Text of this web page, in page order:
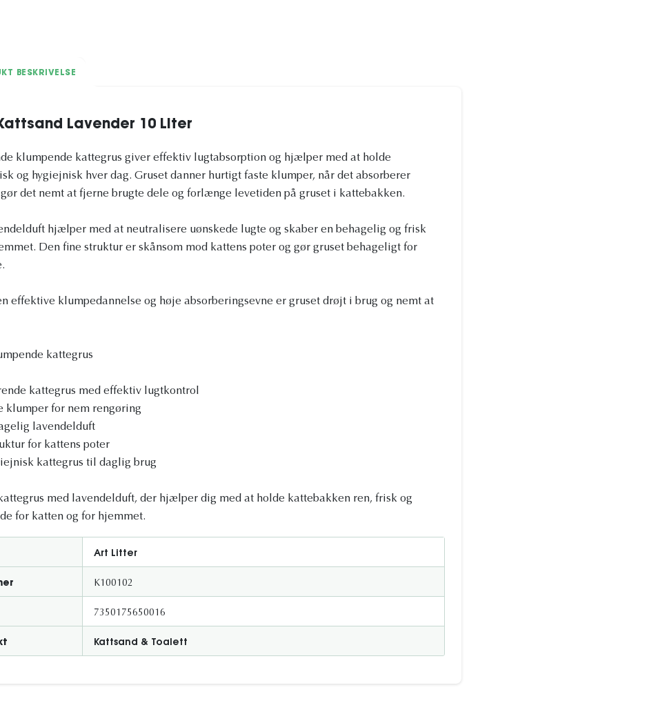
BESKRIVELSE
Lavender 10 Liter
klumpende kattegrus giver effektiv lugtabsorption og hjælper med at holde
og hygiejnisk hver dag. Gruset danner hurtigt faste klumper, når det absorberer
det nemt at fjerne brugte dele og forlænge levetiden på gruset i kattebakken.
hjælper med at neutralisere uønskede lugte og skaber en behagelig og frisk
Den fine struktur er skånsom mod kattens poter og gør gruset behageligt for
effektive klumpedannelse og høje absorberingsevne er gruset drøjt i brug og nemt at
kattegrus
kattegrus med effektiv lugtkontrol
klumper for nem rengøring
lavendelduft
for kattens poter
kattegrus til daglig brug
med lavendelduft, der hjælper dig med at holde kattebakken ren, frisk og
for katten og for hjemmet.
Art Litter
K100102
7350175650016
Kattsand & Toalett